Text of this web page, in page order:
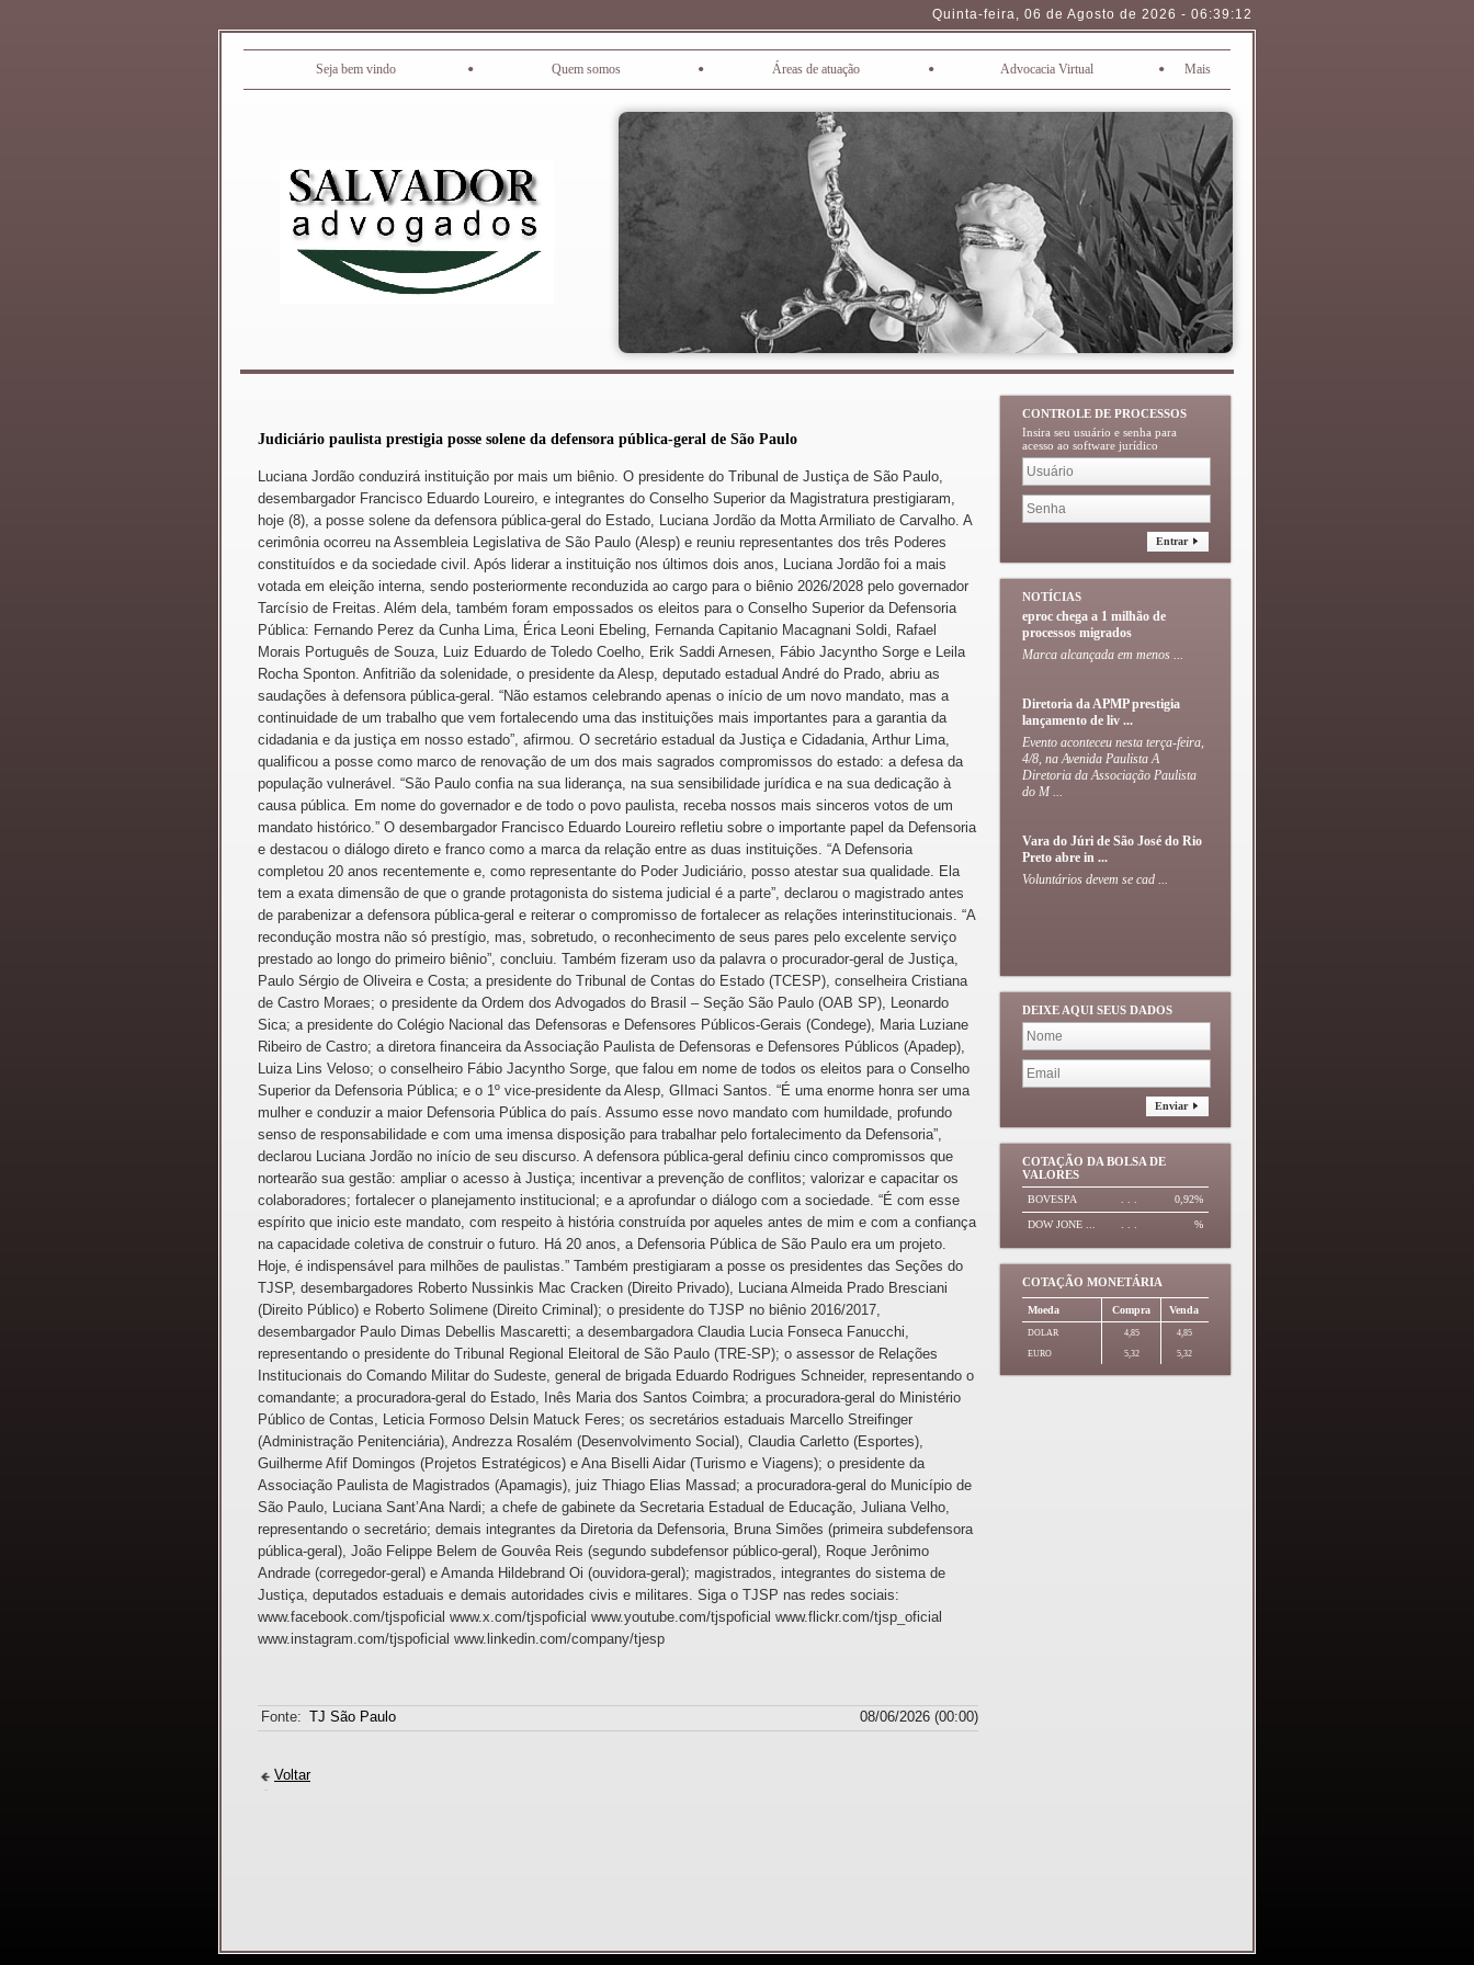
Quinta-feira, 06 de Agosto de 2026 - 06:39:13
Seja bem vindo • Quem somos • Áreas de atuação • Advocacia Virtual • Mais
CONTROLE DE PROCESSOS
Insira seu usuário e senha para
acesso ao software jurídico
Entrar
NOTÍCIAS
eproc chega a 1 milhão de
processos migrados
Marca alcançada em menos ...
Diretoria da APMP prestigia
lançamento de liv ...
Evento aconteceu nesta terça-feira,
4/8, na Avenida Paulista A
Diretoria da Associação Paulista
do M ...
Vara do Júri de São José do Rio
Preto abre in ...
Voluntários devem se cad ...
DEIXE AQUI SEUS DADOS
Enviar
COTAÇÃO DA BOLSA DE
VALORES
BOVESPA 0,92%
DOW JONE ... %
COTAÇÃO MONETÁRIA
Moeda Compra Venda
DOLAR 4,85 4,85
EURO 5,32 5,32
Judiciário paulista prestigia posse solene da defensora pública-geral de São Paulo
Luciana Jordão conduzirá instituição por mais um biênio. O presidente do Tribunal de Justiça de São Paulo,
desembargador Francisco Eduardo Loureiro, e integrantes do Conselho Superior da Magistratura prestigiaram,
hoje (8), a posse solene da defensora pública-geral do Estado, Luciana Jordão da Motta Armiliato de Carvalho. A
cerimônia ocorreu na Assembleia Legislativa de São Paulo (Alesp) e reuniu representantes dos três Poderes
constituídos e da sociedade civil. Após liderar a instituição nos últimos dois anos, Luciana Jordão foi a mais
votada em eleição interna, sendo posteriormente reconduzida ao cargo para o biênio 2026/2028 pelo governador
Tarcísio de Freitas. Além dela, também foram empossados os eleitos para o Conselho Superior da Defensoria
Pública: Fernando Perez da Cunha Lima, Érica Leoni Ebeling, Fernanda Capitanio Macagnani Soldi, Rafael
Morais Português de Souza, Luiz Eduardo de Toledo Coelho, Erik Saddi Arnesen, Fábio Jacyntho Sorge e Leila
Rocha Sponton. Anfitrião da solenidade, o presidente da Alesp, deputado estadual André do Prado, abriu as
saudações à defensora pública-geral. “Não estamos celebrando apenas o início de um novo mandato, mas a
continuidade de um trabalho que vem fortalecendo uma das instituições mais importantes para a garantia da
cidadania e da justiça em nosso estado”, afirmou. O secretário estadual da Justiça e Cidadania, Arthur Lima,
qualificou a posse como marco de renovação de um dos mais sagrados compromissos do estado: a defesa da
população vulnerável. “São Paulo confia na sua liderança, na sua sensibilidade jurídica e na sua dedicação à
causa pública. Em nome do governador e de todo o povo paulista, receba nossos mais sinceros votos de um
mandato histórico.” O desembargador Francisco Eduardo Loureiro refletiu sobre o importante papel da Defensoria
e destacou o diálogo direto e franco como a marca da relação entre as duas instituições. “A Defensoria
completou 20 anos recentemente e, como representante do Poder Judiciário, posso atestar sua qualidade. Ela
tem a exata dimensão de que o grande protagonista do sistema judicial é a parte”, declarou o magistrado antes
de parabenizar a defensora pública-geral e reiterar o compromisso de fortalecer as relações interinstitucionais. “A
recondução mostra não só prestígio, mas, sobretudo, o reconhecimento de seus pares pelo excelente serviço
prestado ao longo do primeiro biênio”, concluiu. Também fizeram uso da palavra o procurador-geral de Justiça,
Paulo Sérgio de Oliveira e Costa; a presidente do Tribunal de Contas do Estado (TCESP), conselheira Cristiana
de Castro Moraes; o presidente da Ordem dos Advogados do Brasil – Seção São Paulo (OAB SP), Leonardo
Sica; a presidente do Colégio Nacional das Defensoras e Defensores Públicos-Gerais (Condege), Maria Luziane
Ribeiro de Castro; a diretora financeira da Associação Paulista de Defensoras e Defensores Públicos (Apadep),
Luiza Lins Veloso; o conselheiro Fábio Jacyntho Sorge, que falou em nome de todos os eleitos para o Conselho
Superior da Defensoria Pública; e o 1º vice-presidente da Alesp, GIlmaci Santos. “É uma enorme honra ser uma
mulher e conduzir a maior Defensoria Pública do país. Assumo esse novo mandato com humildade, profundo
senso de responsabilidade e com uma imensa disposição para trabalhar pelo fortalecimento da Defensoria”,
declarou Luciana Jordão no início de seu discurso. A defensora pública-geral definiu cinco compromissos que
nortearão sua gestão: ampliar o acesso à Justiça; incentivar a prevenção de conflitos; valorizar e capacitar os
colaboradores; fortalecer o planejamento institucional; e a aprofundar o diálogo com a sociedade. “É com esse
espírito que inicio este mandato, com respeito à história construída por aqueles antes de mim e com a confiança
na capacidade coletiva de construir o futuro. Há 20 anos, a Defensoria Pública de São Paulo era um projeto.
Hoje, é indispensável para milhões de paulistas.” Também prestigiaram a posse os presidentes das Seções do
TJSP, desembargadores Roberto Nussinkis Mac Cracken (Direito Privado), Luciana Almeida Prado Bresciani
(Direito Público) e Roberto Solimene (Direito Criminal); o presidente do TJSP no biênio 2016/2017,
desembargador Paulo Dimas Debellis Mascaretti; a desembargadora Claudia Lucia Fonseca Fanucchi,
representando o presidente do Tribunal Regional Eleitoral de São Paulo (TRE-SP); o assessor de Relações
Institucionais do Comando Militar do Sudeste, general de brigada Eduardo Rodrigues Schneider, representando o
comandante; a procuradora-geral do Estado, Inês Maria dos Santos Coimbra; a procuradora-geral do Ministério
Público de Contas, Leticia Formoso Delsin Matuck Feres; os secretários estaduais Marcello Streifinger
(Administração Penitenciária), Andrezza Rosalém (Desenvolvimento Social), Claudia Carletto (Esportes),
Guilherme Afif Domingos (Projetos Estratégicos) e Ana Biselli Aidar (Turismo e Viagens); o presidente da
Associação Paulista de Magistrados (Apamagis), juiz Thiago Elias Massad; a procuradora-geral do Município de
São Paulo, Luciana Sant’Ana Nardi; a chefe de gabinete da Secretaria Estadual de Educação, Juliana Velho,
representando o secretário; demais integrantes da Diretoria da Defensoria, Bruna Simões (primeira subdefensora
pública-geral), João Felippe Belem de Gouvêa Reis (segundo subdefensor público-geral), Roque Jerônimo
Andrade (corregedor-geral) e Amanda Hildebrand Oi (ouvidora-geral); magistrados, integrantes do sistema de
Justiça, deputados estaduais e demais autoridades civis e militares. Siga o TJSP nas redes sociais:
www.facebook.com/tjspoficial www.x.com/tjspoficial www.youtube.com/tjspoficial www.flickr.com/tjsp_oficial
www.instagram.com/tjspoficial www.linkedin.com/company/tjesp
Fonte: TJ São Paulo 08/06/2026 (00:00)
Voltar